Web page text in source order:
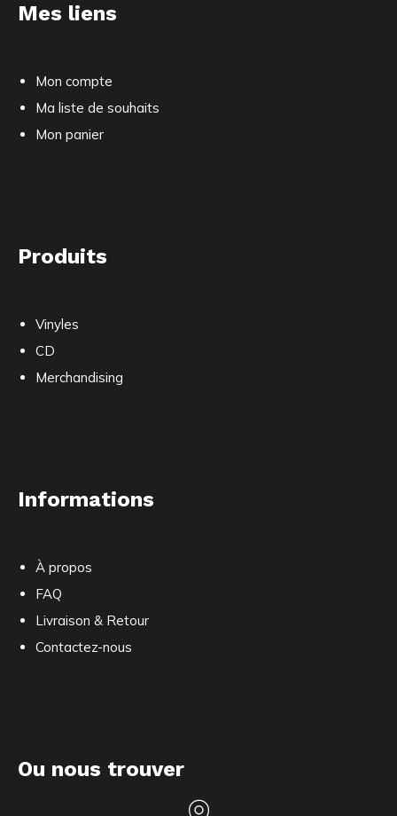
Mes liens
Mon compte
Ma liste de souhaits
Mon panier
Produits
Vinyles
CD
Merchandising
Informations
À propos
FAQ
Livraison & Retour
Contactez-nous
Ou nous trouver